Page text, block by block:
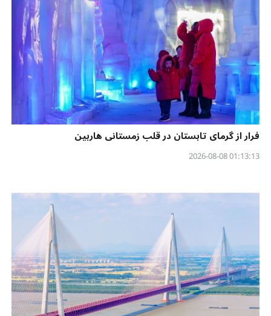
فرار از گرمای تابستان در قلب زمستانی هاربین
01:13:13 2026-08-08